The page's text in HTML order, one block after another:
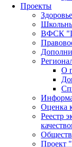
Проекты
ВФСК
О
Оценка
Реестр
Проект